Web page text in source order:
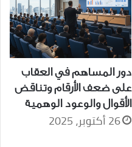
دور المساهم في العقاب
على ضعف الأرقام وتناقض
الأقوال والوعود الوهمية
26 أكتوبر، 2025